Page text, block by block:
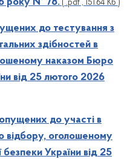
( .pdf , 151.64 Кб )
до тестування з
здібностей в
наказом Бюро
від 25 лютого 2026
до участі в
відбору, оголошеному
України від 25